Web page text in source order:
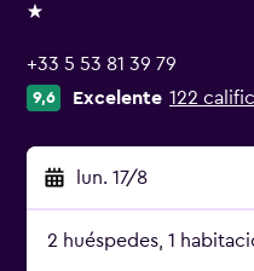
1 estrella
+33 5 53 81 39 79
9,6 Excelente 122
lun. 17/8
2 huéspedes, 1